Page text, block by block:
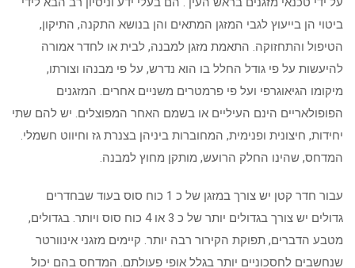
ביטוי הן בייעוץ לגבי המזגן המתאים והן בנושא התקנה, התיקון,
הטיפול והתחזוקה. התאמת מזגן למבנה, לבית או לחדר אמורה
להיעשות על פי גודל החלל בו הוא נדרש, על פי מבנהו וצורתו,
מיקומו הגיאוגרפי ועל פי פרמטרים משניים אחרים. המזגנים
הפופולאריים הינם העיליים או בשמם האחר המפוצלים. יש להם שתי
יחידות, חיצונית ופנימית, המחוברות ביניהן בצנרת גז וחיווט חשמלי.
המדחס, שהינו החלק הרועש, מותקן מחוץ למבנה.
עבור חדר קטן יש צורך במזגן של כ 1 כוח סוס בעוד שבחדרים
גדולים יש צורך בגדולים יותר של כ 3 או 4 כוח סוס ויותר. בגדולים,
מטבע הדברים, תפוקת הקירור רבה יותר. קיימים מזגני אינוורטר
שנחשבים לחסכוניים יותר בגלל אופי פעולתם. המדחס בהם יכול